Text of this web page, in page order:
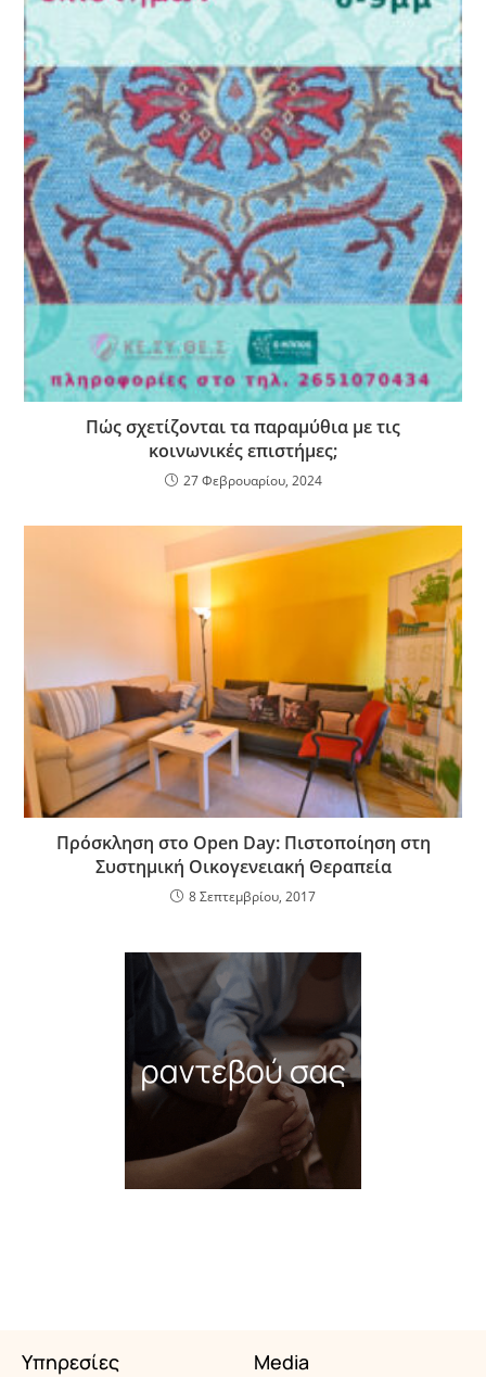
Πώς σχετίζονται τα παραμύθια με τις
κοινωνικές επιστήμες;
27 Φεβρουαρίου, 2024
Πρόσκληση στο Open Day: Πιστοποίηση στη
Συστημική Οικογενειακή Θεραπεία
8 Σεπτεμβρίου, 2017
Υπηρεσίες Media